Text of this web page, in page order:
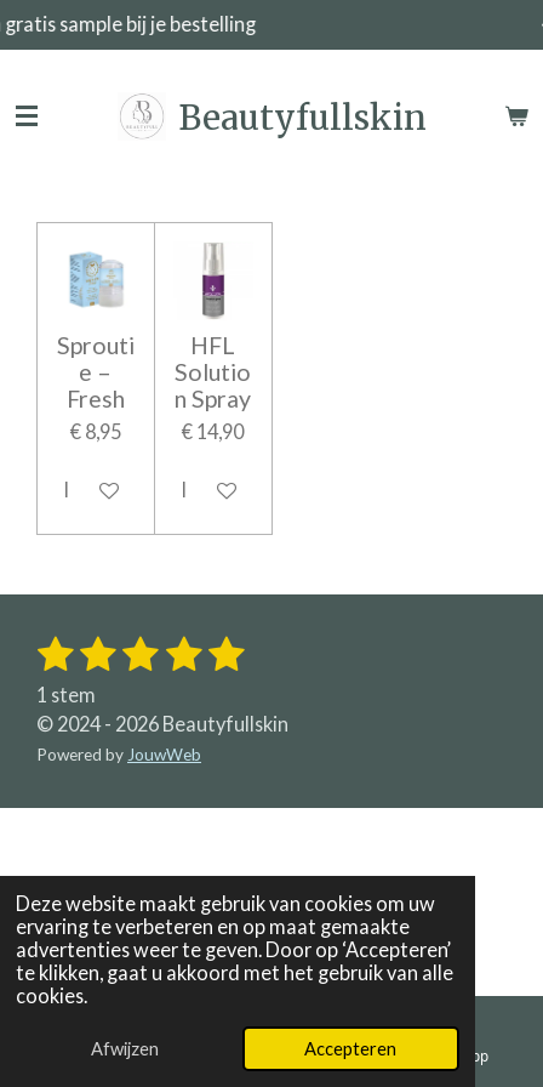
Deze website maakt gebruik van cookies om uw
ervaring te verbeteren en op maat gemaakte
advertenties weer te geven. Door op ‘Accepteren’
te klikken, gaat u akkoord met het gebruik van alle
cookies.
Afwijzen Accepteren
Ga
direct
de
hoofdinhoud
je bestelling Veilig
Beautyfullskin
Sprouti
e –
Fresh
€ 8,95
In winkelwagen
HFL
Solutio
n Spray
€ 14,90
In winkelwagen
R
a
t
i
n
s
t
e
r
r
1
s
t
e
r
2
s
t
e
r
e
n
3
t
e
r
e
n
4
t
e
r
e
n
5
t
r
e
n
S
m
m
1 stem
© 2024 - 2026 Beautyfullskin
Powered by JouwWeb
E-mailadres Telefoonnummer WhatsApp